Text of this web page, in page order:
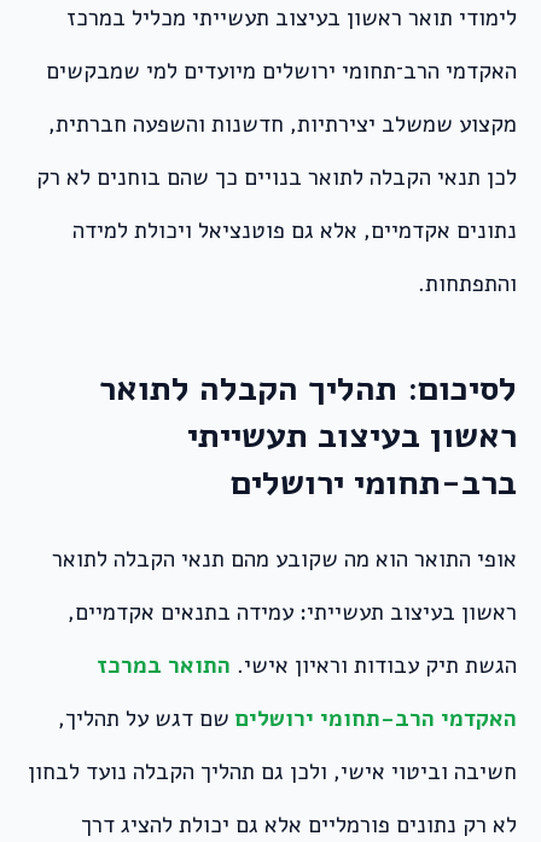
לימודי תואר ראשון בעיצוב תעשייתי מכליל במרכז
האקדמי הרב־תחומי ירושלים מיועדים למי שמבקשים
מקצוע שמשלב יצירתיות, חדשנות והשפעה חברתית,
לכן תנאי הקבלה לתואר בנויים כך שהם בוחנים לא רק
נתונים אקדמיים, אלא גם פוטנציאל ויכולת למידה
והתפתחות.
לסיכום: תהליך הקבלה לתואר
ראשון בעיצוב תעשייתי
ברב-תחומי ירושלים
אופי התואר הוא מה שקובע מהם תנאי הקבלה לתואר
ראשון בעיצוב תעשייתי: עמידה בתנאים אקדמיים,
הגשת תיק עבודות וראיון אישי. התואר במרכז
האקדמי הרב-תחומי ירושלים שם דגש על תהליך,
חשיבה וביטוי אישי, ולכן גם תהליך הקבלה נועד לבחון
לא רק נתונים פורמליים אלא גם יכולת להציג דרך